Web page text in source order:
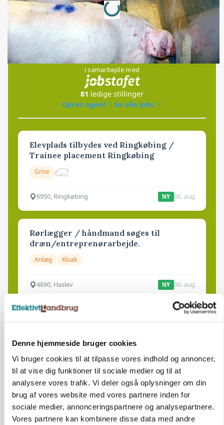
Denne hjemmeside bruger cookies
Vi bruger cookies til at tilpasse vores indhold og annoncer,
til at vise dig funktioner til sociale medier og til at
analysere vores trafik. Vi deler også oplysninger om din
brug af vores website med vores partnere inden for
sociale medier, annonceringspartnere og analysepartnere.
Vores partnere kan kombinere disse data med andre
Jobs
i samarbejde med
81 ledige stillinger
Opret agent
Se alle jobs
Elevplads tilbydes ved Ringkøbing /
Trainee placement Ringkøbing
Grise
6950, Ringkøbing NY 06. aug.
Rørlægger / håndmand søges til
dræn/entreprenørarbejde.
Anlæg Kloak
4690, Haslev NY 06. aug.
Lastbilchauffør søges til Henrik Haves
Godstransport
4700, Næstved 03. aug.
Medarbejdere til griseproduktion